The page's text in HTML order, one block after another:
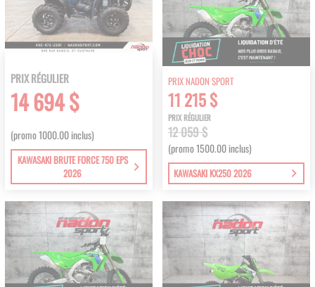
PRIX RÉGULIER
14 694 $
(promo 1000.00 inclus)
KAWASAKI BRUTE FORCE 750 EPS
2026
PRIX NADON SPORT
11 215 $
PRIX RÉGULIER
12 059 $
(promo 1500.00 inclus)
KAWASAKI KX250 2026